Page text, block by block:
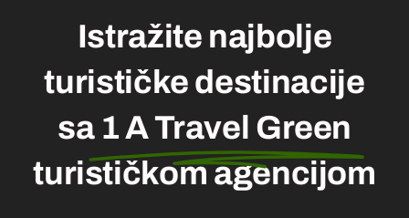
Istražite najbolje
turističke destinacije
sa 1 A Travel Green
turističkom agencijom